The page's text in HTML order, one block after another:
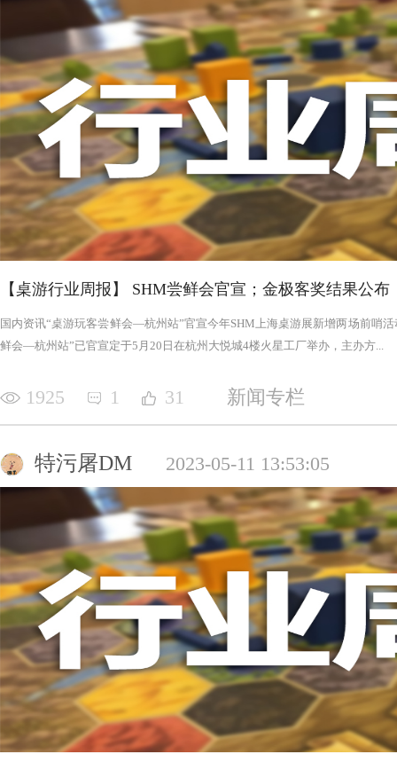
否进入罪恶的回合，鉴于次数有限以及是在英雄之后，这对
雄在场上存活的时间推移，英雄会变得更强，为了不断重创
日记录表，末日记录表上的数字越大，罪恶将会变得愈加难
竭尽全力后，仍要凭着压倒性的力量夷平土地。 与罪恶相对应的，是英雄阵营。每一次游戏，会在众
多英雄中（基础是七个，扩展中还有二十个左右）选择七个
的能力，也各有侧重，这一点的设计使游戏可玩度更高。然
的危机，英雄的每次行动都需要深思熟虑，与队友的配合显
英雄更是需要不断搜寻装备武装自己，然而每一轮的装备数
英雄为了目标浴血奋战，然而行动有限，资源有限，英雄们
战、面对压力的人来说，英雄的阵营将让你沉浸于此。，而
我体验的六局里，只扮演了一次罪恶，大多数作为英雄时，
游戏，不仅仅是挑战，而是它本身加入的运气因素和策略程
实现的艰巨挑战。大家有机会确实值得尝试！
【桌游行业周报】 SHM尝鲜会官宣；金极客奖结果公布
国内资讯“桌游玩客尝鲜会—杭州站”官宣今年SHM上海桌游展新增两场前哨
鲜会—杭州站”已官宣定于5月20日在杭州大悦城4楼火星工厂举办，主办方...
1925 1 31 新闻专栏
特污屠DM 2023-05-11 13:53:05